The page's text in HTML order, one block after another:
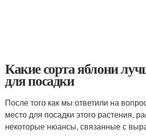
Какие сорта яблони
для посадки
После того как мы ответили на
место для посадки этого растения,
некоторые нюансы, связанные с